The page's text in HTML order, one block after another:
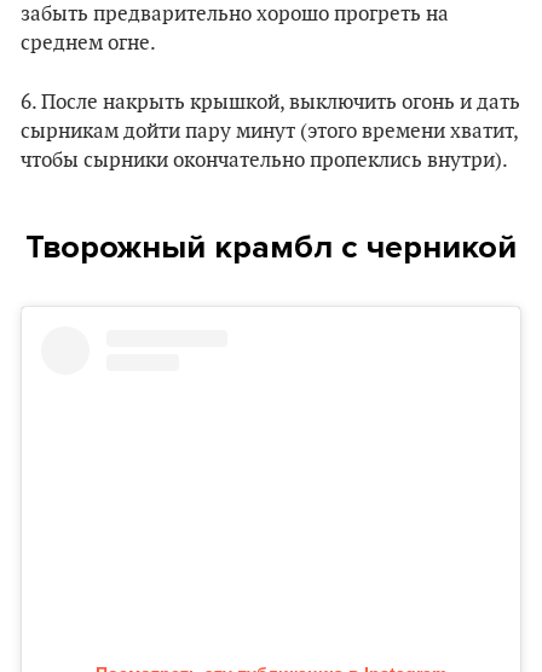
забыть предварительно хорошо прогреть на
среднем огне.
6. После накрыть крышкой, выключить огонь и дать
сырникам дойти пару минут (этого времени хватит,
чтобы сырники окончательно пропеклись внутри).
Творожный крамбл с черникой